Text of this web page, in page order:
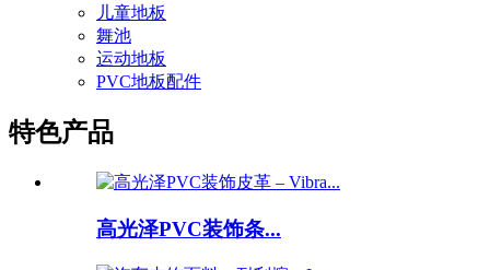
儿童地板
舞池
运动地板
PVC地板配件
特色产品
高光泽PVC装饰条...